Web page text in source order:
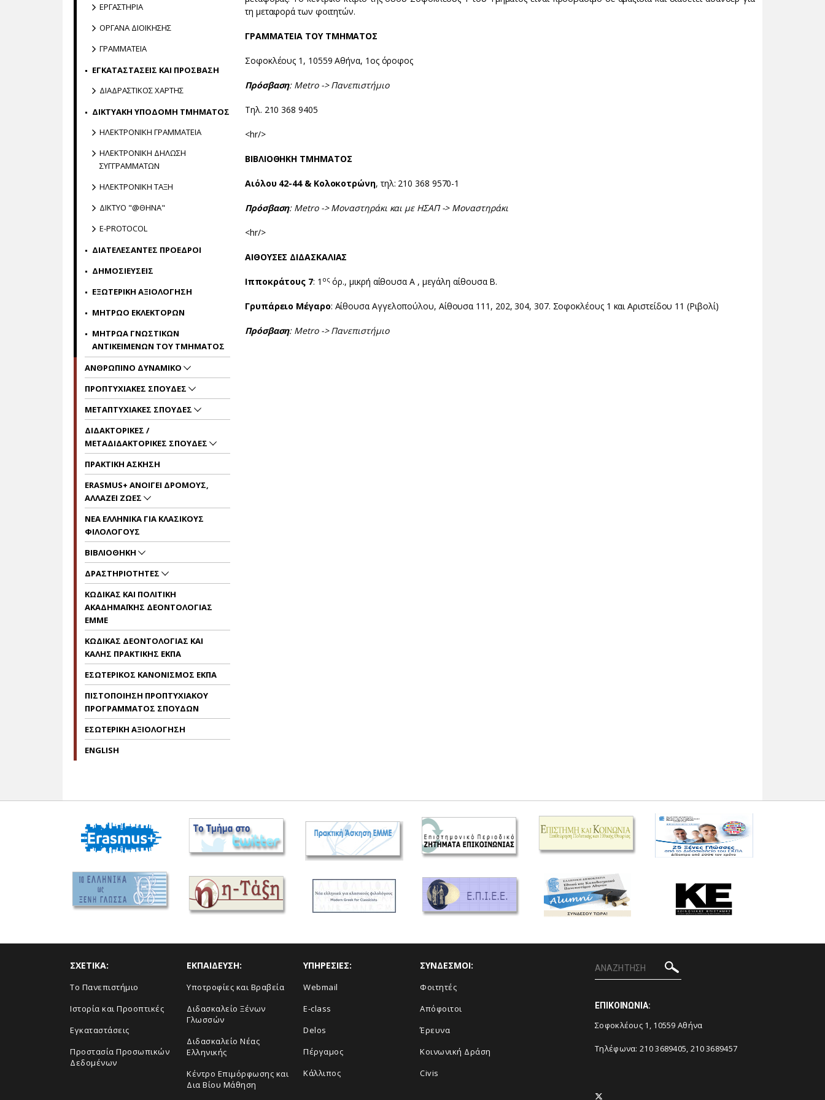
τη μεταφορά των φοιτητών.
ΓΡΑΜΜΑΤΕΙΑ ΤΟΥ ΤΜΗΜΑΤΟΣ
Σοφοκλέους 1, 10559 Αθήνα, 1ος όροφος
Πρόσβαση: Metro -> Πανεπιστήμιο
Tηλ. 210 368 9405
<hr/>
ΒΙΒΛΙΟΘΗΚΗ ΤΜΗΜΑΤΟΣ
Αιόλου 42-44 & Κολοκοτρώνη, τηλ: 210 368 9570-1
Πρόσβαση: Metro -> Μοναστηράκι και με ΗΣΑΠ -> Μοναστηράκι
<hr/>
ΑΙΘΟΥΣΕΣ ΔΙΔΑΣΚΑΛΙΑΣ
Ιπποκράτους 7: 1 ος όρ., μικρή αίθουσα Α , μεγάλη αίθουσα Β.
Γρυπάρειο Μέγαρο: Αίθουσα Αγγελοπούλου, Αίθουσα 111, 202, 304, 307. Σοφοκλέους 1 και Αριστείδου 11 (Ριβολί)
Πρόσβαση: Metro -> Πανεπιστήμιο
ΕΡΓΑΣΤΗΡΙΑ
ΟΡΓΑΝΑ ΔΙΟΙΚΗΣΗΣ
ΓΡΑΜΜΑΤΕΙΑ
ΕΓΚΑΤΑΣΤΑΣΕΙΣ ΚΑΙ ΠΡΟΣΒΑΣΗ
ΔΙΑΔΡΑΣΤΙΚΟΣ ΧΑΡΤΗΣ
ΔΙΚΤΥΑΚΗ ΥΠΟΔΟΜΗ ΤΜΗΜΑΤΟΣ
ΗΛΕΚΤΡΟΝΙΚΗ ΓΡΑΜΜΑΤΕΙΑ
ΗΛΕΚΤΡΟΝΙΚΗ ΔΗΛΩΣΗ
ΣΥΓΓΡΑΜΜΑΤΩΝ
ΗΛΕΚΤΡΟΝΙΚΗ ΤΑΞΗ
ΔΙΚΤΥΟ "@ΘΗΝΑ"
E-PROTOCOL
ΔΙΑΤΕΛΕΣΑΝΤΕΣ ΠΡΟΕΔΡΟΙ
ΔΗΜΟΣΙΕΥΣΕΙΣ
ΕΞΩΤΕΡΙΚΗ ΑΞΙΟΛΟΓΗΣΗ
ΜΗΤΡΩΟ ΕΚΛΕΚΤΟΡΩΝ
ΜΗΤΡΩΑ ΓΝΩΣΤΙΚΩΝ
ΑΝΤΙΚΕΙΜΕΝΩΝ ΤΟΥ ΤΜΗΜΑΤΟΣ
ΑΝΘΡΩΠΙΝΟ ΔΥΝΑΜΙΚΟ
ΠΡΟΠΤΥΧΙΑΚΕΣ ΣΠΟΥΔΕΣ
ΜΕΤΑΠΤΥΧΙΑΚΕΣ ΣΠΟΥΔΕΣ
ΔΙΔΑΚΤΟΡΙΚΕΣ /
MΕΤΑΔΙΔΑΚΤΟΡΙΚΕΣ ΣΠΟΥΔΕΣ
ΠΡΑΚΤΙΚΗ ΑΣΚΗΣΗ
ERASMUS+ ΑΝΟΙΓΕΙ ΔΡΟΜΟΥΣ,
ΑΛΛΑΖΕΙ ΖΩΕΣ
ΝΕΑ ΕΛΛΗΝΙΚΑ ΓΙΑ ΚΛΑΣΙΚΟΥΣ
ΦΙΛΟΛΟΓΟΥΣ
ΒΙΒΛΙΟΘΗΚΗ
ΔΡΑΣΤΗΡΙΟΤΗΤΕΣ
KΩΔΙΚΑΣ ΚΑΙ ΠΟΛΙΤΙΚΗ
ΑΚΑΔΗΜΑΪΚΗΣ ΔΕΟΝΤΟΛΟΓΙΑΣ
EMME
ΚΩΔΙΚΑΣ ΔΕΟΝΤΟΛΟΓΙΑΣ ΚΑΙ
ΚΑΛΗΣ ΠΡΑΚΤΙΚΗΣ ΕΚΠΑ
EΣΩΤΕΡΙΚΟΣ ΚΑΝΟΝΙΣΜΟΣ ΕΚΠΑ
ΠΙΣΤΟΠΟΙΗΣΗ ΠΡΟΠΤΥΧΙΑΚΟΥ
ΠΡΟΓΡΑΜΜΑΤΟΣ ΣΠΟΥΔΩΝ
ΕΣΩΤΕΡΙΚΗ ΑΞΙΟΛΟΓΗΣΗ
ENGLISH
ΣΧΕΤΙΚΑ:
To Πανεπιστήμιο
Ιστορία και Προοπτικές
Εγκαταστάσεις
Προστασία Προσωπικών
Δεδομένων
ΕΚΠΑΙΔΕΥΣΗ:
Υποτροφίες και Βραβεία
Διδασκαλείο Ξένων
Γλωσσών
Διδασκαλείο Νέας
Ελληνικής
Κέντρο Επιμόρφωσης και
Δια Βίου Μάθηση
ΥΠΗΡΕΣΙΕΣ:
Webmail
E-class
Delos
Πέργαμος
Κάλλιπος
ΣΥΝΔΕΣΜΟΙ:
Φοιτητές
Απόφοιτοι
Έρευνα
Κοινωνική Δράση
Civis
ΕΠΙΚΟΙΝΩΝΙΑ:
Σοφοκλέους 1, 10559 Αθήνα
Τηλέφωνα: 210 3689405, 210 3689457